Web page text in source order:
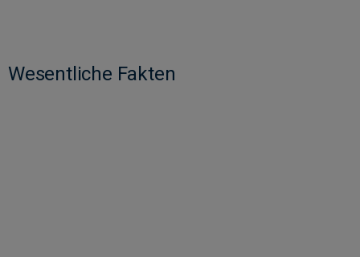
Wesentliche Fakten